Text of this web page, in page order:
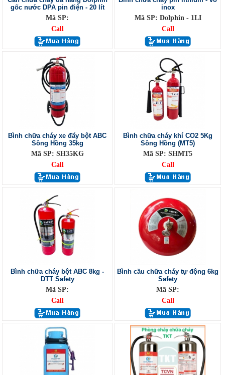
gốc nước DPA pin điện - 20 lít
Mã SP:
Call
inox
Mã SP: Dolphin - 1LI
Call
Bình chữa cháy xe đẩy bột ABC
Sông Hồng 35kg
Mã SP: SH35KG
Call
Bình chữa cháy khí CO2 5Kg
Sông Hồng (MT5)
Mã SP: SHMT5
Call
Bình chữa cháy bột ABC 8kg -
DTT Safety
Mã SP:
Call
Bình cầu chữa cháy tự động 6kg
Safety
Mã SP:
Call